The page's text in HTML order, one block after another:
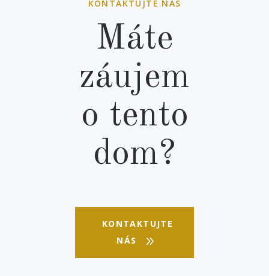
KONTAKTUJTE NÁS
Máte
záujem
o tento
dom?
KONTAKTUJTE
NÁS